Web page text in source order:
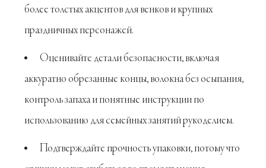
более толстых акцентов для венков и крупных
праздничных персонажей.
Оценивайте детали безопасности, включая
аккуратно обрезанные концы, волокна без осыпания,
контроль запаха и понятные инструкции по
использованию для семейных занятий рукоделием.
Подтверждайте прочность упаковки, потому что